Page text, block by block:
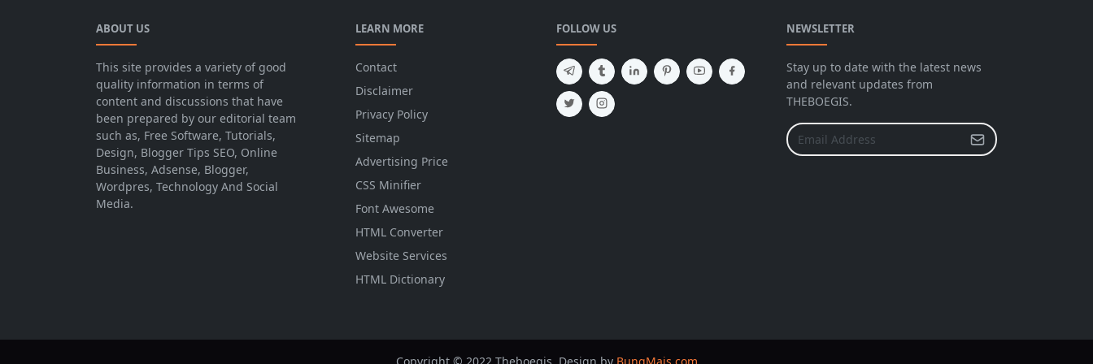
ABOUT US
This site provides a variety of good
quality information in terms of
content and discussions that have
been prepared by our editorial team
such as, Free Software, Tutorials,
Design, Blogger Tips SEO, Online
Business, Adsense, Blogger,
Wordpres, Technology And Social
Media.
LEARN MORE
Contact
Disclaimer
Privacy Policy
Sitemap
Advertising Price
CSS Minifier
Font Awesome
HTML Converter
Website Services
HTML Dictionary
FOLLOW US NEWSLETTER
Stay up to date with the latest news
and relevant updates from
THEBOEGIS.